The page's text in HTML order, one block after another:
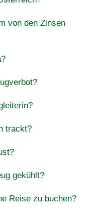
von den Zinsen
trackt?
gekühlt?
Reise zu buchen?